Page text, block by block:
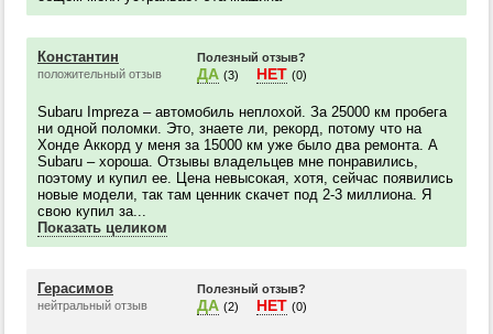
Константин
положительный отзыв
Полезный отзыв?
ДА (3) НЕТ (0)
Subaru Impreza – автомобиль неплохой. За 25000 км пробега
ни одной поломки. Это, знаете ли, рекорд, потому что на
Хонде Аккорд у меня за 15000 км уже было два ремонта. А
Subaru – хороша. Отзывы владельцев мне понравились,
поэтому и купил ее. Цена невысокая, хотя, сейчас появились
новые модели, так там ценник скачет под 2-3 миллиона. Я
свою купил за...
Показать целиком
Герасимов
нейтральный отзыв
Полезный отзыв?
ДА (2) НЕТ (0)